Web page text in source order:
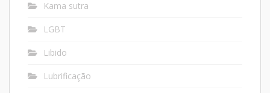
Kama sutra
LGBT
Libido
Lubrificação